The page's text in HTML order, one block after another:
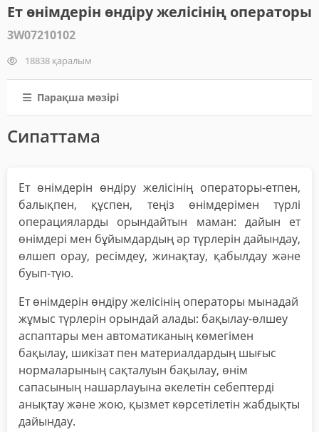
Ет өнімдерін өндіру желісінің операторы
3W07210102
18838 қаралым
Парақша мәзірі
Сипаттама
Ет өнімдерін өндіру желісінің операторы-етпен,
балықпен, құспен, теңіз өнімдерімен түрлі
операцияларды орындайтын маман: дайын ет
өнімдері мен бұйымдардың әр түрлерін дайындау,
өлшеп орау, ресімдеу, жинақтау, қабылдау және
буып-түю.
Ет өнімдерін өндіру желісінің операторы мынадай
жұмыс түрлерін орындай алады: бақылау-өлшеу
аспаптары мен автоматиканың көмегімен
бақылау, шикізат пен материалдардың шығыс
нормаларының сақталуын бақылау, өнім
сапасының нашарлауына әкелетін себептерді
анықтау және жою, қызмет көрсетілетін жабдықты
дайындау.